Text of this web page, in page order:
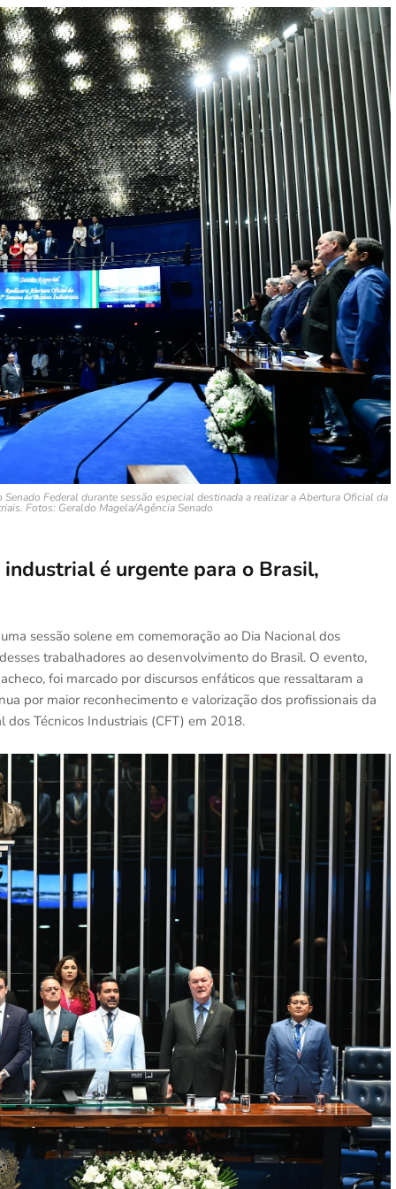
Federal durante sessão especial destinada a realizar a Abertura Oficial da
Fotos: Geraldo Magela/Agência Senado
é urgente para o Brasil,
sessão solene em comemoração ao Dia Nacional dos
trabalhadores ao desenvolvimento do Brasil. O evento,
foi marcado por discursos enfáticos que ressaltaram a
por maior reconhecimento e valorização dos profissionais da
dos Técnicos Industriais (CFT) em 2018.